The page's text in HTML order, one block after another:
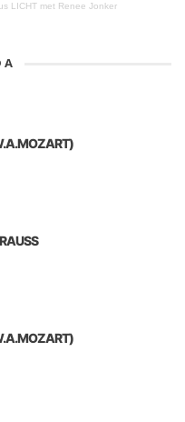
LICHT met Renee Jonker